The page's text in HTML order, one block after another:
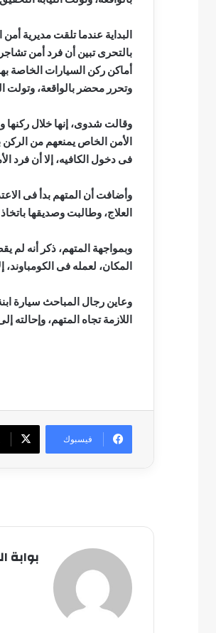
البداية عندما تلقت مديرية
بالتحرى تبين أن فرد أمن
أماكن ركن السيارات الخاصة
وتحرر محضر بالواقعة، وتولت
وقالت شدوى، إنها خلال ركنها
الأمن الخاص يمنعهم من الركن
فى دخول الكافيه، إلا أن فرد
وأضافت أن المتهم بدأ فى
العلاج، وطالبت وصديقها باتخاذ
وبمواجهة المتهم، ذكر أنه لم
المكان، لعمله فى
وعاين رجال المباحث سيارة
اللازمة تجاه المتهم، وإحالته
فيسبوك
بوابة